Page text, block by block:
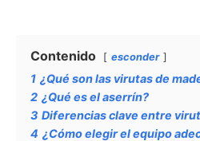
Contenido esconder
1 ¿Qué son las virutas de
2 ¿Qué es el aserrín?
3 Diferencias clave entre
4 ¿Cómo elegir el equipo